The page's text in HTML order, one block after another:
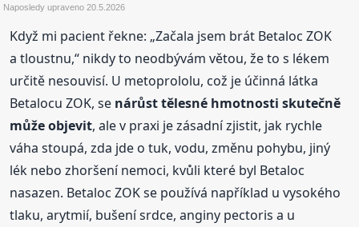
Naposledy upraveno20.5.2026
Když mi pacient řekne: „Začala jsem brát Betaloc ZOK
a tloustnu,“ nikdy to neodbývám větou, že to s lékem
určitě nesouvisí. U metoprololu, což je účinná látka
Betalocu ZOK, se nárůst tělesné hmotnosti skutečně
může objevit, ale v praxi je zásadní zjistit, jak rychle
váha stoupá, zda jde o tuk, vodu, změnu pohybu, jiný
lék nebo zhoršení nemoci, kvůli které byl Betaloc
nasazen. Betaloc ZOK se používá například u vysokého
tlaku, arytmií, bušení srdce, anginy pectoris a u